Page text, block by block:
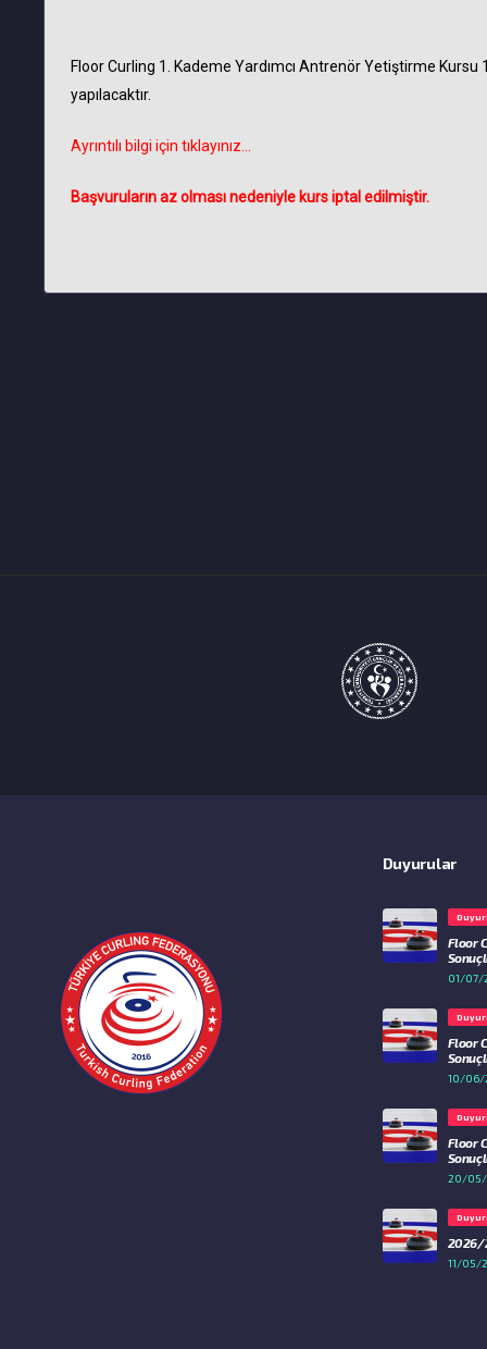
Floor Curling 1. Kademe Yardımcı Antrenör Yetiştirme
yapılacaktır.
Ayrıntılı bilgi için tıklayınız...
Başvuruların az olması nedeniyle kurs iptal edilmiştir.
Duyurular
Floor
01/07/
Floor
10/06/
Floor
20/05/
2026/
11/05/